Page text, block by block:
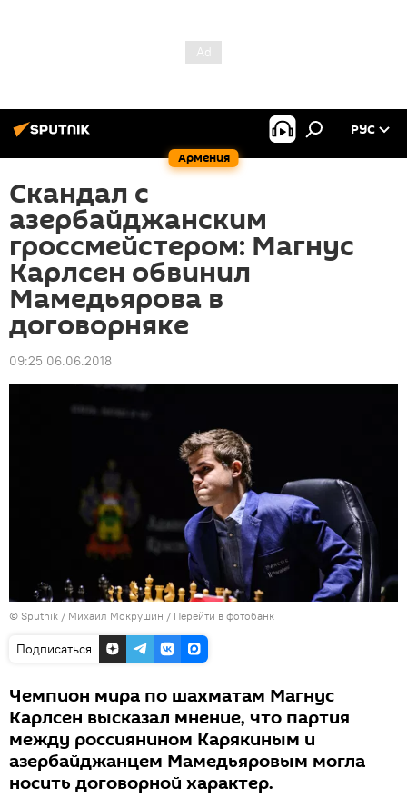
Армения
РУС
Скандал с
азербайджанским
гроссмейстером: Магнус
Карлсен обвинил
Мамедьярова в
договорняке
09:25 06.06.2018
© Sputnik / Михаил Мокрушин / Перейти в фотобанк
Подписаться
Чемпион мира по шахматам Магнус
Карлсен высказал мнение, что партия
между россиянином Карякиным и
азербайджанцем Мамедьяровым могла
носить договорной характер.